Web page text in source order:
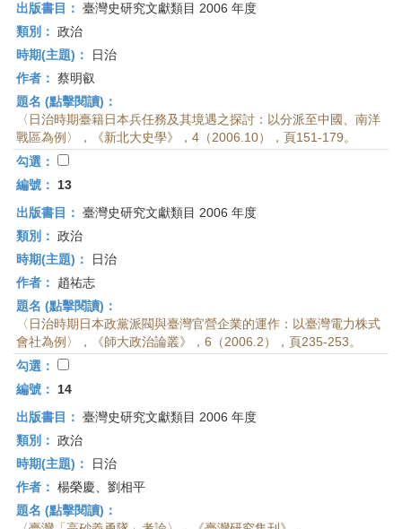
出版書目： 臺灣史研究文獻類目 2006 年度
類別： 政治
時期(主題)：
日治
作者： 蔡明叡
題名 (點擊閱讀)：
〈日治時期臺籍日本兵任務及其境遇之探討：以分派至中國、南洋
戰區為例〉，《新北大史學》，4（2006.10），頁151-179。
勾選：
編號：
13
出版書目： 臺灣史研究文獻類目 2006 年度
類別： 政治
時期(主題)：
日治
作者：
趙祐志
題名 (點擊閱讀)：
〈日治時期日本政黨派閥與臺灣官營企業的運作：以臺灣電力株式
會社為例〉，《師大政治論叢》，6（2006.2），頁235-253。
勾選：
編號：
14
出版書目： 臺灣史研究文獻類目 2006 年度
類別： 政治
時期(主題)：
日治
作者： 楊榮慶、劉相平
題名 (點擊閱讀)：